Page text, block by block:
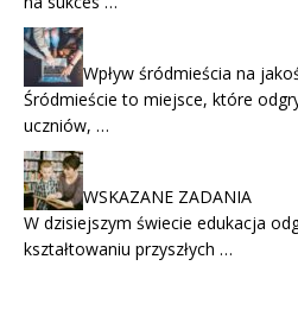
Wpływ śródmieścia na
Śródmieście to miejsce, które
uczniów, …
WSKAZANE ZADANIA
W dzisiejszym świecie edukacja
kształtowaniu przyszłych …